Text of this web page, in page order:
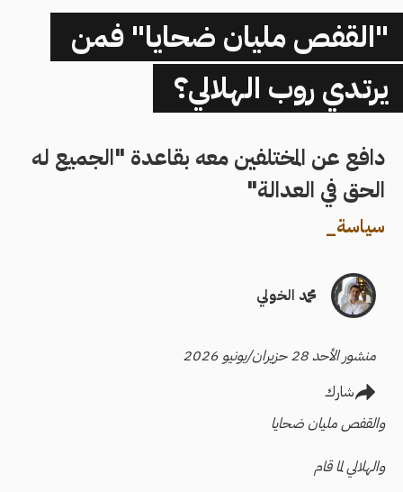
"القفص مليان ضحايا" فمن
يرتدي روب الهلالي؟
دافع عن المختلفين معه بقاعدة "الجميع له
الحق في العدالة"
سياسة_
محمد الخولي
منشور الأحد 28 حزيران/يونيو 2026
شارك
والقفص مليان ضحايا
والهلالي لما قام